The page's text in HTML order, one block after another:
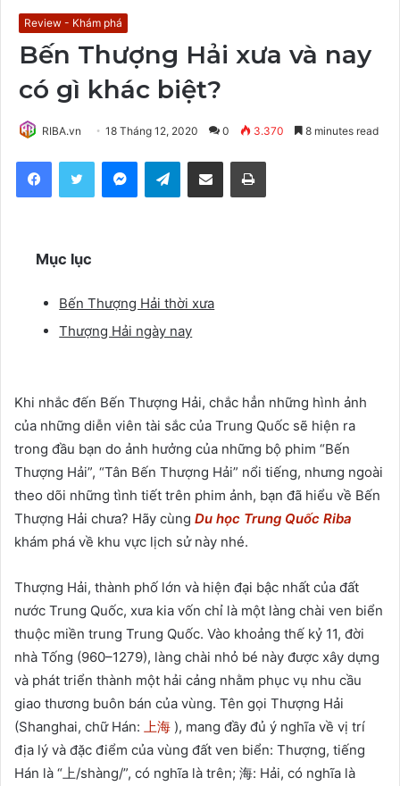
Review - Khám phá
Bến Thượng Hải xưa và nay
có gì khác biệt?
RIBA.vn 18 Tháng 12, 2020 0 3.370 8 minutes read
FacebookTwitter MessengerTelegramShare via Email Print
Mục lục
Bến Thượng Hải thời xưa
Thượng Hải ngày nay
Khi nhắc đến Bến Thượng Hải, chắc hẳn những hình ảnh
của những diễn viên tài sắc của Trung Quốc sẽ hiện ra
trong đầu bạn do ảnh hưởng của những bộ phim “Bến
Thượng Hải”, “Tân Bến Thượng Hải” nổi tiếng, nhưng ngoài
theo dõi những tình tiết trên phim ảnh, bạn đã hiểu về Bến
Thượng Hải chưa? Hãy cùng Du học Trung Quốc Riba
khám phá về khu vực lịch sử này nhé.
Thượng Hải, thành phố lớn và hiện đại bậc nhất của đất
nước Trung Quốc, xưa kia vốn chỉ là một làng chài ven biển
thuộc miền trung Trung Quốc. Vào khoảng thế kỷ 11, đời
nhà Tống (960–1279), làng chài nhỏ bé này được xây dựng
và phát triển thành một hải cảng nhằm phục vụ nhu cầu
giao thương buôn bán của vùng. Tên gọi Thượng Hải
(Shanghai, chữ Hán: 上海 ), mang đầy đủ ý nghĩa về vị trí
địa lý và đặc điểm của vùng đất ven biển: Thượng, tiếng
Hán là “上/shàng/”, có nghĩa là trên; 海: Hải, có nghĩa là